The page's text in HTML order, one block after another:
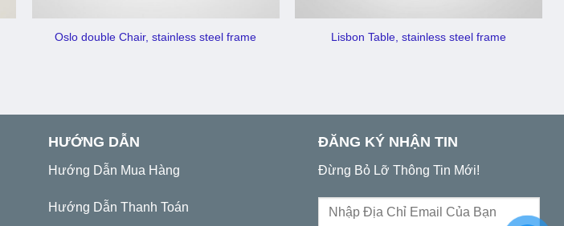
Oslo double Chair, stainless steel frame Lisbon Table, stainless steel frame
HƯỚNG DẪN
Hướng Dẫn Mua Hàng
Hướng Dẫn Thanh Toán
ĐĂNG KÝ NHẬN TIN
Đừng Bỏ Lỡ Thông Tin Mới!